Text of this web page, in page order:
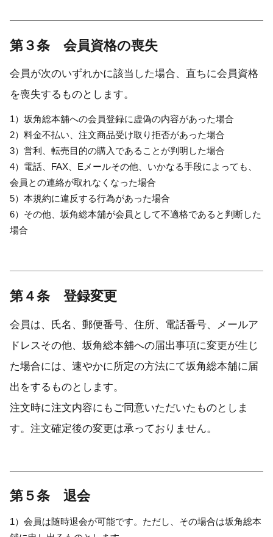
第３条 会員資格の喪失
会員が次のいずれかに該当した場合、直ちに会員資格
を喪失するものとします。
1）坂角総本舖への会員登録に虚偽の内容があった場合
2）料金不払い、注文商品受け取り拒否があった場合
3）営利、転売目的の購入であることが判明した場合
4）電話、FAX、Eメールその他、いかなる手段によっても、
会員との連絡が取れなくなった場合
5）本規約に違反する行為があった場合
6）その他、坂角総本舖が会員として不適格であると判断した
場合
第４条 登録変更
会員は、氏名、郵便番号、住所、電話番号、メールア
ドレスその他、坂角総本舖への届出事項に変更が生じ
た場合には、速やかに所定の方法にて坂角総本舖に届
出をするものとします。
注文時に注文内容にもご同意いただいたものとしま
す。注文確定後の変更は承っておりません。
第５条 退会
1）会員は随時退会が可能です。ただし、その場合は坂角総本